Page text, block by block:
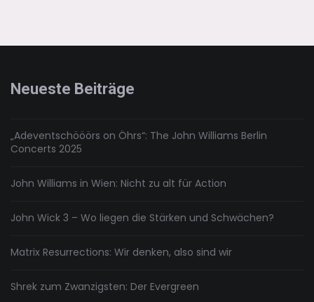
Neueste Beiträge
„Adeventschööörs on Öhrs“: The John Williams Berlin
Concerts 2025
John Williams in Wien: Nicht zu alt für Action
John Wick 3 – Wo liegen die Stärken und Schwächen?
Matrix Resurrections: Wir denken, also sind wir
Shrek zum Zwanzigsten: Der Evergreen